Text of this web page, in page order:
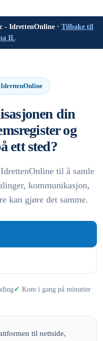
- IdrettenOnline · Tilbake til
IL
din
og
ett sted?
til å samle
kommunikasjon,
kan gjøre det samme.
Kom i gang på minutter
til nettside,